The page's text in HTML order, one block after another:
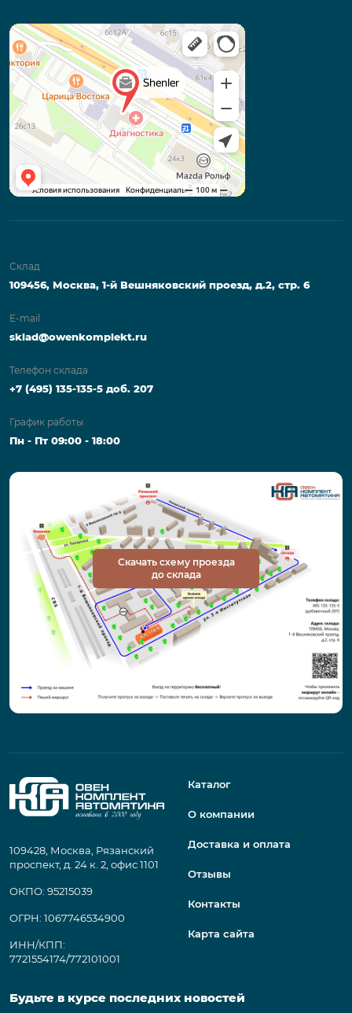
Склад
109456, Москва, 1-й Вешняковский проезд, д.2, стр. 6
E-mail
sklad@owenkomplekt.ru
Телефон склада
+7 (495) 135-135-5 доб. 207
График работы
Пн - Пт 09:00 - 18:00
Скачать схему проезда
до склада
109428, Москва, Рязанский
проспект, д. 24 к. 2, офис 1101
ОКПО: 95215039
ОГРН: 1067746534900
ИНН/КПП:
7721554174/772101001
Каталог
О компании
Доставка и оплата
Отзывы
Контакты
Карта сайта
Будьте в курсе последних новостей